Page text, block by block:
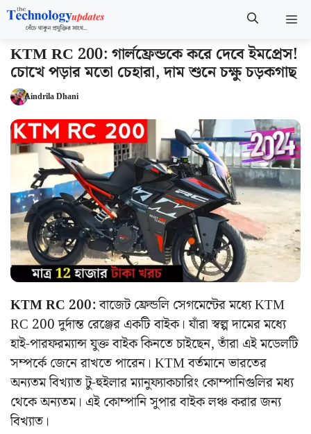
Skip
content
KTM RC 200: গার্লফ্রেন্ডকে করে দেবে ইমপ্রেস!
চোখে পড়ার মতো চেহারা, দাম শুনে চক্ষু চড়কগাছ
Aindrila Dhani
KTM RC 200:বাজেট ফ্রেন্ডলি সেগমেন্টের মধ্যে KTM
RC 200 দুর্দান্ত রেঞ্জের একটি বাইক। যাঁরা স্বল্প দামের মধ্যে
হাই-পারফরম্যান্স যুক্ত বাইক কিনতে চাইছেন, তাঁরা এই মডেলটি
সম্পর্কে জেনে রাখতে পারেন। KTM বর্তমানে ভারতের
অন্যতম বিখ্যাত টু-হুইলার ম্যানুফ্যাকচারিং কোম্পানিগুলির মধ্য
থেকে অন্যতম। এই কোম্পানি সুপার বাইক লঞ্চ করার জন্য
বিখ্যাত।